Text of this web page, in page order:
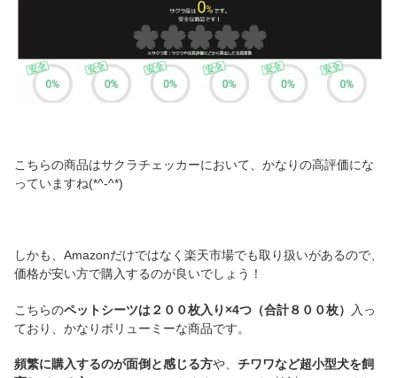
こちらの商品はサクラチェッカーにおいて、かなりの高評価にな
っていますね(*^-^*)
しかも、Amazonだけではなく楽天市場でも取り扱いがあるので、
価格が安い方で購入するのが良いでしょう！
こちらのペットシーツは２００枚入り×4つ（合計８００枚）
入っ
ており、かなりボリューミーな商品です。
頻繁に購入するのが面倒と感じる方や、 チワワなど超小型犬を飼